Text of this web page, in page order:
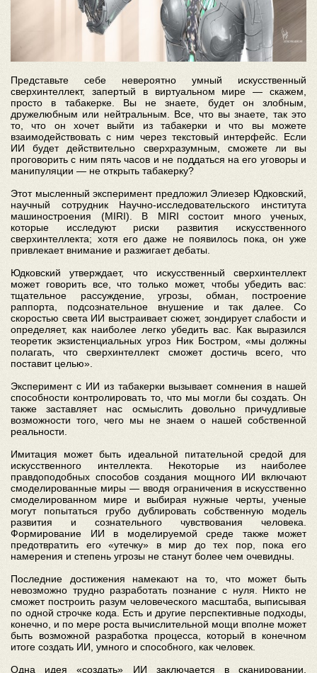
Представьте себе невероятно умный искусственный
сверхинтеллект, запертый в виртуальном мире — скажем,
просто в табакерке. Вы не знаете, будет он злобным,
дружелюбным или нейтральным. Все, что вы знаете, так это
то, что он хочет выйти из табакерки и что вы можете
взаимодействовать с ним через текстовый интерфейс. Если
ИИ будет действительно сверхразумным, сможете ли вы
проговорить с ним пять часов и не поддаться на его уговоры и
манипуляции — не открыть табакерку?
Этот мысленный эксперимент предложил Элиезер Юдковский,
научный сотрудник Научно-исследовательского института
машиностроения (MIRI). В MIRI состоит много ученых,
которые исследуют риски развития искусственного
сверхинтеллекта; хотя его даже не появилось пока, он уже
привлекает внимание и разжигает дебаты.
Юдковский утверждает, что искусственный сверхинтеллект
может говорить все, что только может, чтобы убедить вас:
тщательное рассуждение, угрозы, обман, построение
раппорта, подсознательное внушение и так далее. Со
скоростью света ИИ выстраивает сюжет, зондирует слабости и
определяет, как наиболее легко убедить вас. Как выразился
теоретик экзистенциальных угроз Ник Бостром, «мы должны
полагать, что сверхинтеллект сможет достичь всего, что
поставит целью».
Эксперимент с ИИ из табакерки вызывает сомнения в нашей
способности контролировать то, что мы могли бы создать. Он
также заставляет нас осмыслить довольно причудливые
возможности того, чего мы не знаем о нашей собственной
реальности.
Имитация может быть идеальной питательной средой для
искусственного интеллекта. Некоторые из наиболее
правдоподобных способов создания мощного ИИ включают
смоделированные миры — вводя ограничения в искусственно
смоделированном мире и выбирая нужные черты, ученые
могут попытаться грубо дублировать собственную модель
развития и сознательного чувствования человека.
Формирование ИИ в моделируемой среде также может
предотвратить его «утечку» в мир до тех пор, пока его
намерения и степень угрозы не станут более чем очевидны.
Последние достижения намекают на то, что может быть
невозможно трудно разработать познание с нуля. Никто не
сможет построить разум человеческого масштаба, выписывая
по одной строчке кода. Есть и другие перспективные подходы,
конечно, и по мере роста вычислительной мощи вполне может
быть возможной разработка процесса, который в конечном
итоге создать ИИ, умного и способного, как человек.
Одна идея «создать» ИИ заключается в сканировании,